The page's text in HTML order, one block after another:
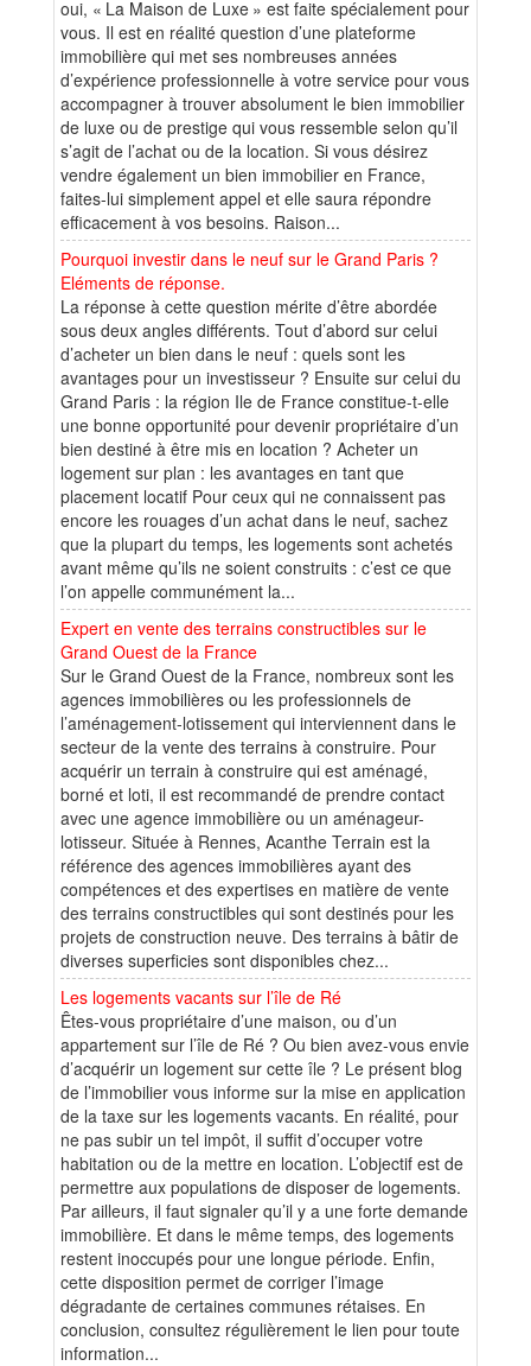
oui, « La Maison de Luxe » est faite spécialement pour
vous. Il est en réalité question d’une plateforme
immobilière qui met ses nombreuses années
d’expérience professionnelle à votre service pour vous
accompagner à trouver absolument le bien immobilier
de luxe ou de prestige qui vous ressemble selon qu’il
s’agit de l’achat ou de la location. Si vous désirez
vendre également un bien immobilier en France,
faites-lui simplement appel et elle saura répondre
efficacement à vos besoins. Raison...
Pourquoi investir dans le neuf sur le Grand Paris ?
Eléments de réponse.
La réponse à cette question mérite d’être abordée
sous deux angles différents. Tout d’abord sur celui
d’acheter un bien dans le neuf : quels sont les
avantages pour un investisseur ? Ensuite sur celui du
Grand Paris : la région Ile de France constitue-t-elle
une bonne opportunité pour devenir propriétaire d’un
bien destiné à être mis en location ? Acheter un
logement sur plan : les avantages en tant que
placement locatif Pour ceux qui ne connaissent pas
encore les rouages d’un achat dans le neuf, sachez
que la plupart du temps, les logements sont achetés
avant même qu’ils ne soient construits : c’est ce que
l’on appelle communément la...
Expert en vente des terrains constructibles sur le
Grand Ouest de la France
Sur le Grand Ouest de la France, nombreux sont les
agences immobilières ou les professionnels de
l’aménagement-lotissement qui interviennent dans le
secteur de la vente des terrains à construire. Pour
acquérir un terrain à construire qui est aménagé,
borné et loti, il est recommandé de prendre contact
avec une agence immobilière ou un aménageur-
lotisseur. Située à Rennes, Acanthe Terrain est la
référence des agences immobilières ayant des
compétences et des expertises en matière de vente
des terrains constructibles qui sont destinés pour les
projets de construction neuve. Des terrains à bâtir de
diverses superficies sont disponibles chez...
Les logements vacants sur l’île de Ré
Êtes-vous propriétaire d’une maison, ou d’un
appartement sur l’île de Ré ? Ou bien avez-vous envie
d’acquérir un logement sur cette île ? Le présent blog
de l’immobilier vous informe sur la mise en application
de la taxe sur les logements vacants. En réalité, pour
ne pas subir un tel impôt, il suffit d’occuper votre
habitation ou de la mettre en location. L’objectif est de
permettre aux populations de disposer de logements.
Par ailleurs, il faut signaler qu’il y a une forte demande
immobilière. Et dans le même temps, des logements
restent inoccupés pour une longue période. Enfin,
cette disposition permet de corriger l’image
dégradante de certaines communes rétaises. En
conclusion, consultez régulièrement le lien pour toute
information...